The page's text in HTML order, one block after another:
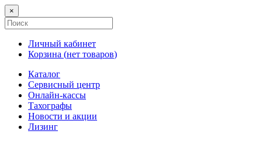
×
Личный кабинет
Корзина (нет товаров)
Каталог
Сервисный центр
Онлайн-кассы
Тахографы
Новости и акции
Лизинг